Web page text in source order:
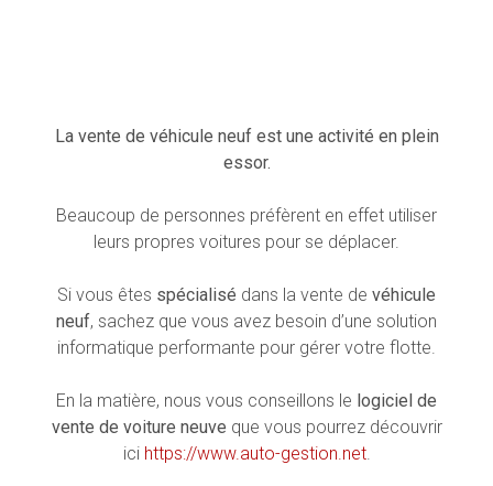
La vente de véhicule neuf est une activité en plein
essor.
Beaucoup de personnes préfèrent en effet utiliser
leurs propres voitures pour se déplacer.
Si vous êtes spécialisé dans la vente de véhicule
neuf, sachez que vous avez besoin d’une solution
informatique performante pour gérer votre flotte.
En la matière, nous vous conseillons le logiciel de
vente de voiture neuve que vous pourrez découvrir
ici https://www.auto-gestion.net.